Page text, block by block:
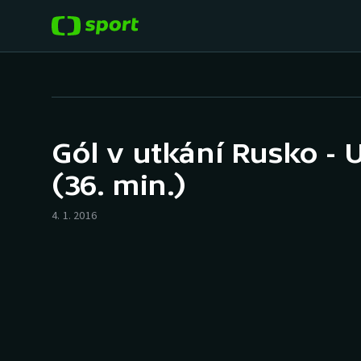
Hokej
Tenis
Baseball a softbal
Gól v utkání Rusko -
(36. min.)
4. 1. 2016